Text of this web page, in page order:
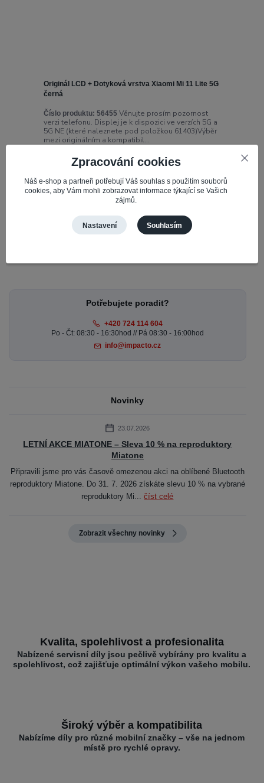
Originál LCD + Dotyková vrstva Xiaomi Mi 11 Lite 5G
černá
Číslo produktu: 56455 Věnujte prosím pozornost
verzi telefonu. Displej je k dispozici ve verzích 5G a
5G NE (které naleznete pod položkou 61403)Výběr
mezi originálním a kompatibil...
1 441,04 Kč
Není skladem
Detail
Potřebujete poradit?
+420 724 114 604
Po - Čt: 08:30 - 16:30hod // Pá 08:30 - 16:00hod
info@impacto.cz
Novinky
23.07.2026
LETNÍ AKCE MIATONE – Sleva 10 % na reproduktory
Miatone
Připravili jsme pro vás časově omezenou akci na oblíbené Bluetooth
reproduktory Miatone. Do 31. 7. 2026 získáte slevu 10 % na vybrané
reproduktory Mi...číst celé
Zobrazit všechny novinky
Kvalita, spolehlivost a profesionalita
Nabízené servisní díly jsou pečlivě vybírány pro kvalitu a
spolehlivost, což zajišťuje optimální výkon vašeho mobilu.
Široký výběr a kompatibilita
Nabízíme díly pro různé mobilní značky – vše na jednom
místě pro rychlé opravy.
Zpracování cookies
Náš e-shop a partneři potřebují Váš souhlas s použitím souborů
cookies, aby Vám mohli zobrazovat informace týkající se Vašich
zájmů.
Nastavení Souhlasím